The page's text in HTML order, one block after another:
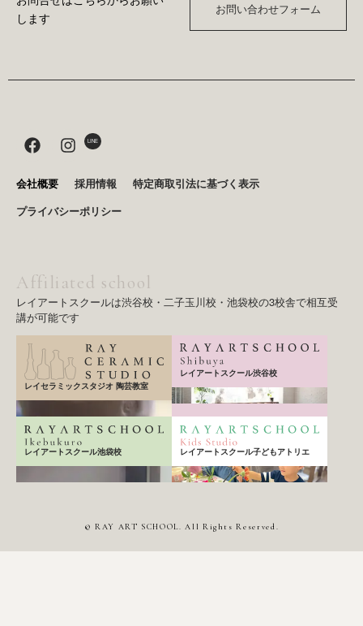
します
お問い合わせフォーム
F
a
e
o
I
n
g
LINE
会社概要 採用情報
特定商取引法に基づく表示
プライバシーポリシー
Affiliated school
レイアートスクールは渋谷校・二子玉川校・池袋校の3校舎で相互受
講が可能です
レイセラミックスタジオ 陶芸教室
レイアートスクール渋谷校
レイアートスクール池袋校 レイアートスクール子どもアトリエ
© RAY ART SCHOOL. All Rights Reserved.